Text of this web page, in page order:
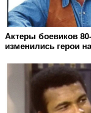
Актеры боевиков
изменились герои